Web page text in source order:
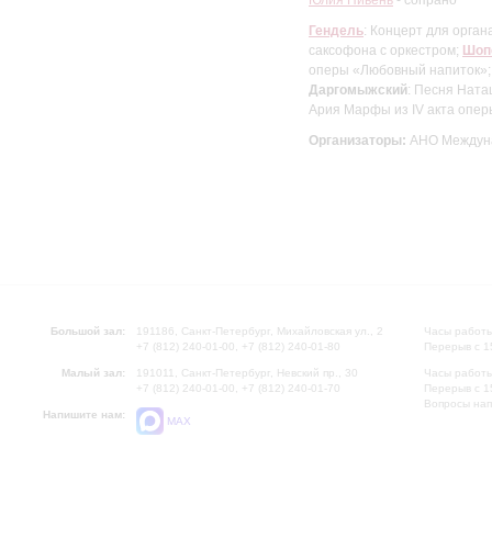
Гендель: Концерт для
саксофона с оркестром;
оперы «Любовный
Даргомыжский: Песня
Ария Марфы из IV акта
Организаторы: АНО
Большой зал:
191186, Санкт-Петербург, Михайловская ул., 2
+7 (812) 240-01-00, +7 (812) 240-01-80
Малый зал:
191011, Санкт-Петербург, Невский пр., 30
+7 (812) 240-01-00, +7 (812) 240-01-70
Напишите нам:
MAX
Часы
Перерыв с
Часы
Перерыв с
Вопросы